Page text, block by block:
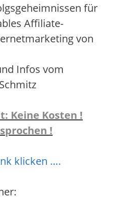
für
Affiliate-
von
Infos vom
Keine Kosten !
!
klicken ….